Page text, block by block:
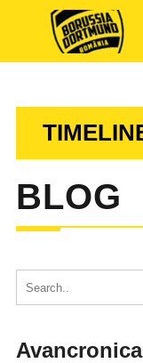
BLOG